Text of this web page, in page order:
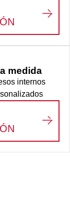
VEMOS
medida
internos